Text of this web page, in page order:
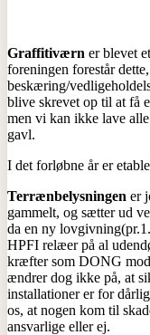
Graffitiværn er blevet
foreningen forestår
beskæring/
blive skrevet op til at få
men vi kan ikke lave
gavl.
I det forløbne år er
Terrænbelysningen er
gammelt, og sætter ud
da en ny
HPFI relæer på al
kræfter som DONG
ændrer dog ikke på, at
installationer er for
os, at nogen kom til
ansvarlige eller ej.